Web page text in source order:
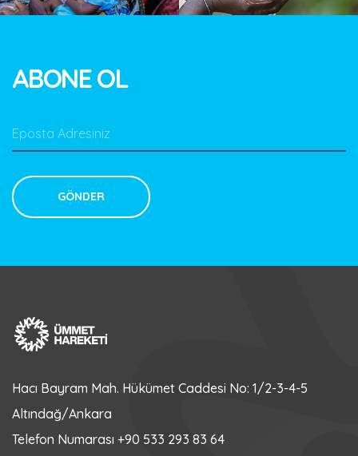
ABONE OL
Hacı Bayram Mah. Hükümet Caddesi No: 1/2-3-4-5
Altındağ/Ankara
Telefon Numarası +90 533 293 83 64